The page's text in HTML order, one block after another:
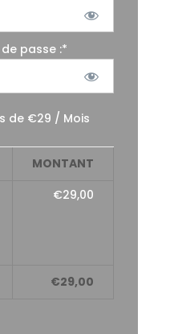
passe :*
de €29 / Mois
MONTANT
€29,00
€29,00